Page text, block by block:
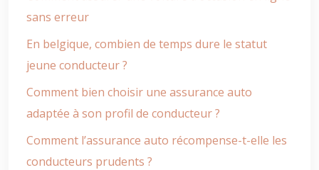
sans erreur
En belgique, combien de temps dure le statut
jeune conducteur ?
Comment bien choisir une assurance auto
adaptée à son profil de conducteur ?
Comment l’assurance auto récompense-t-elle les
conducteurs prudents ?